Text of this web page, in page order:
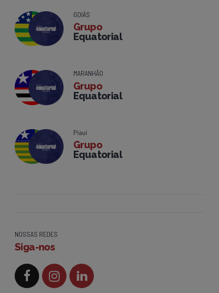
GOIÁS
Grupo
Equatorial
MARANHÃO
Grupo
Equatorial
Piauí
Grupo
Equatorial
NOSSAS REDES
Siga-nos